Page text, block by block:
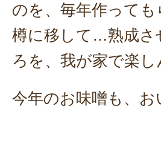
のを、毎年作っても
樽に移して…熟成
ろを、我が家で楽
今年のお味噌も、